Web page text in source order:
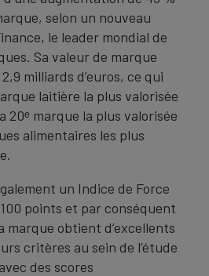
selon un nouveau
le leader mondial de
Sa valeur de marque
milliards d’euros, ce qui
laitière la plus valorisée
20ᵉ marque la plus valorisée
alimentaires les plus
un Indice de Force
points et par conséquent
marque obtient d’excellents
critères au sein de l’étude
des scores